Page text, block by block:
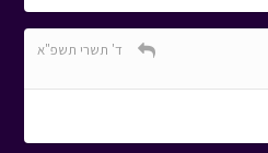
ד' תשרי תשפ"א